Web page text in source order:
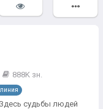
888K зн.
судьбы людей